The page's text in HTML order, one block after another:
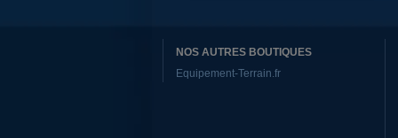
NOS AUTRES BOUTIQUES
Equipement-Terrain.fr